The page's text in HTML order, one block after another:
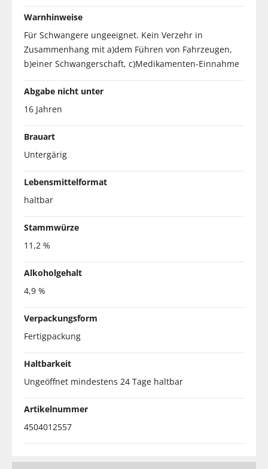
Warnhinweise
Für Schwangere ungeeignet. Kein Verzehr in
Zusammenhang mit a)dem Führen von Fahrzeugen,
b)einer Schwangerschaft, c)Medikamenten-Einnahme
Abgabe nicht unter
16 Jahren
Brauart
Untergärig
Lebensmittelformat
haltbar
Stammwürze
11,2 %
Alkoholgehalt
4,9 %
Verpackungsform
Fertigpackung
Haltbarkeit
Ungeöffnet mindestens 24 Tage haltbar
Artikelnummer
4504012557